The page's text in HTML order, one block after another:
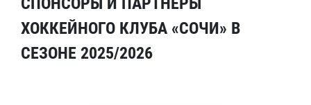
ХОККЕЙНОГО КЛУБА «СОЧИ» В
СЕЗОНЕ 2025/2026